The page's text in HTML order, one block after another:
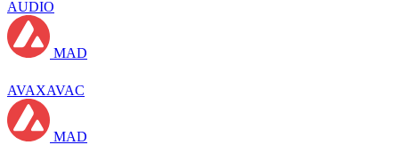
AUDIO
MAD
AVAXAVAC
MAD